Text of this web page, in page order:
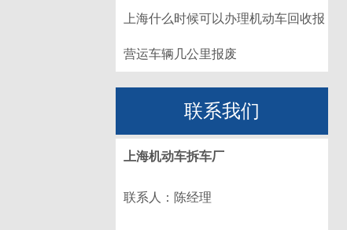
上海什么时候可以办理机动车回收报
废登记
营运车辆几公里报废
联系我们
上海机动车拆车厂
联系人：陈经理